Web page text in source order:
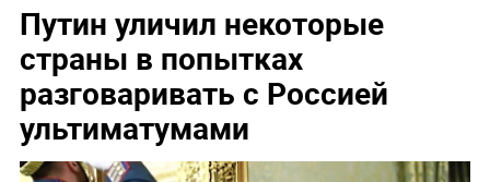
Путин уличил некоторые
страны в попытках
разговаривать с Россией
ультиматумами